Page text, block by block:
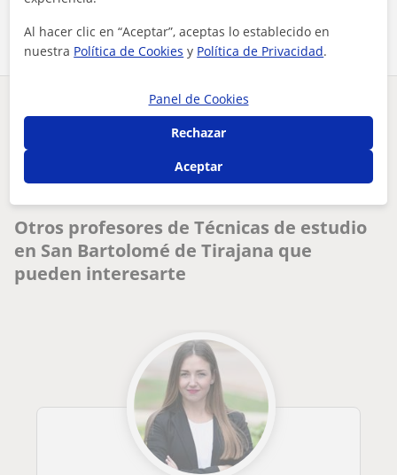
¿Hay algún error en este perfil?Cuéntanos
Técnicas de estudio
imparto clases particulares a niños de 4 a 12 años
Otros profesores de Técnicas de estudio
en San Bartolomé de Tirajana que
pueden interesarte
Al hacer clic en “Aceptar”, aceptas lo establecido en
nuestra Política de Cookies y Política de Privacidad.
Panel de Cookies
Rechazar
Aceptar